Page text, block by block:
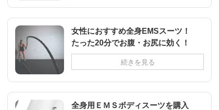
女性におすすめ全身EMSスーツ！
たった20分でお腹・お尻に効く！
続きを見る
全身用ＥＭＳボディスーツを購入